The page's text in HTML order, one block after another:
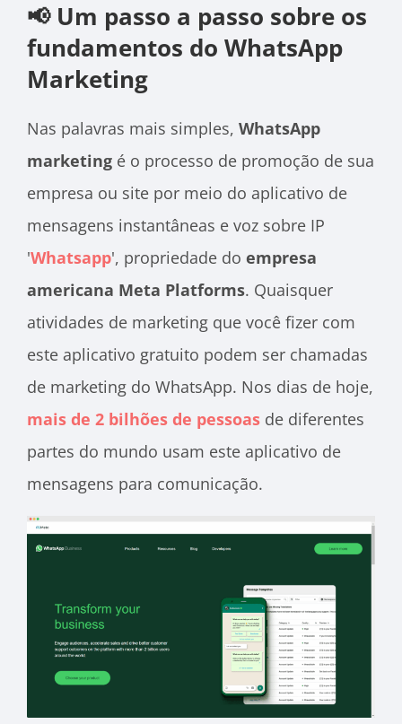
📢 Um passo a passo sobre os
fundamentos do WhatsApp
Marketing
Nas palavras mais simples, WhatsApp
marketing é o processo de promoção de sua
empresa ou site por meio do aplicativo de
mensagens instantâneas e voz sobre IP
'Whatsapp', propriedade do empresa
americana Meta Platforms. Quaisquer
atividades de marketing que você fizer com
este aplicativo gratuito podem ser chamadas
de marketing do WhatsApp. Nos dias de hoje,
mais de 2 bilhões de pessoas de diferentes
partes do mundo usam este aplicativo de
mensagens para comunicação.